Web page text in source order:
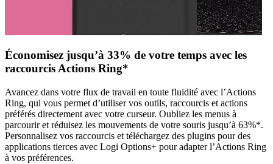
Économisez jusqu’à 33% de votre temps avec les
raccourcis Actions Ring*
Avancez dans votre flux de travail en toute fluidité avec l’Actions
Ring, qui vous permet d’utiliser vos outils, raccourcis et actions
préférés directement avec votre curseur. Oubliez les menus à
parcourir et réduisez les mouvements de votre souris jusqu’à 63%*.
Personnalisez vos raccourcis et téléchargez des plugins pour des
applications tierces avec Logi Options+ pour adapter l’Actions Ring
à vos préférences.